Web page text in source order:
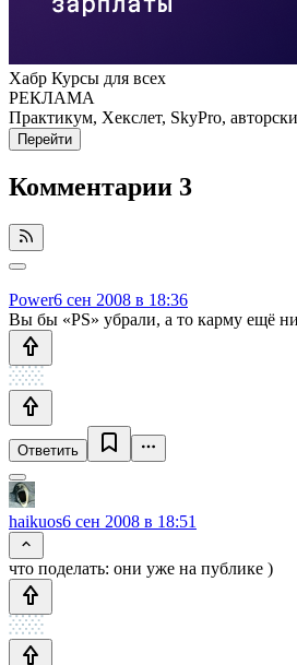
Хабр Курсы для всех
РЕКЛАМА
Практикум, Хекслет, SkyPro,
Перейти
Комментарии 3
Power6 сен 2008 в 18:36
Вы бы «PS» убрали, а то карму ещё
Ответить
haikuos6 сен 2008 в 18:51
что поделать: они уже на публике )